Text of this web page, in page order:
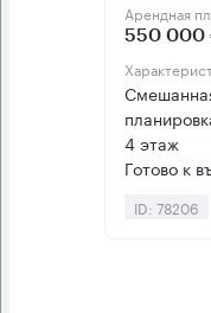
Арендная
550 000
4 этаж
Готово к
ID: 78206